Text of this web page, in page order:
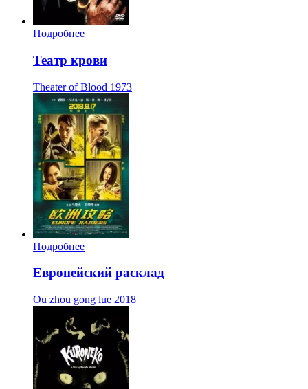
Подробнее
Театр крови
Theater of Blood 1973
Подробнее
Европейский расклад
Ou zhou gong lue 2018